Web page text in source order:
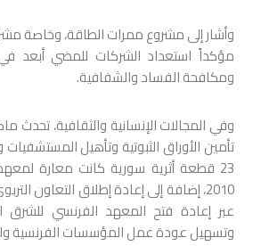
وأشار إلى مشروع ممرات الطاقة، وخاصة
مؤكداً استعداد الشركات للمضي أبعد
ومكافحة الفساد والشفافية.
وفي المجالات الإنسانية والثقافية، تحدث
تأمين الأوراق الثبوتية وتأهيل
23 قطعة أثرية سورية كانت معارة
2010، إضافة إلى إعادة إطلاق التعاون
عبر إعادة فتح المعهد الفرنسي
وتسهيل عودة عمل المؤسسات الفرنسية